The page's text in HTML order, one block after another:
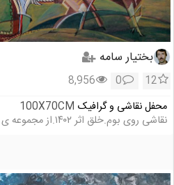
بختیار سامه
12
0
8,956
محفل نقاشی و گرافیک 100X70CM
نقاشی روی بوم.خلق اثر ۱۴۰۲.از مجموعه ی ویردا. هنرمند بختیار سامه